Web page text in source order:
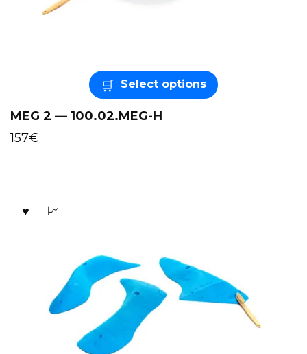
Select options
MEG 2 — 100.02.MEG-H
157€